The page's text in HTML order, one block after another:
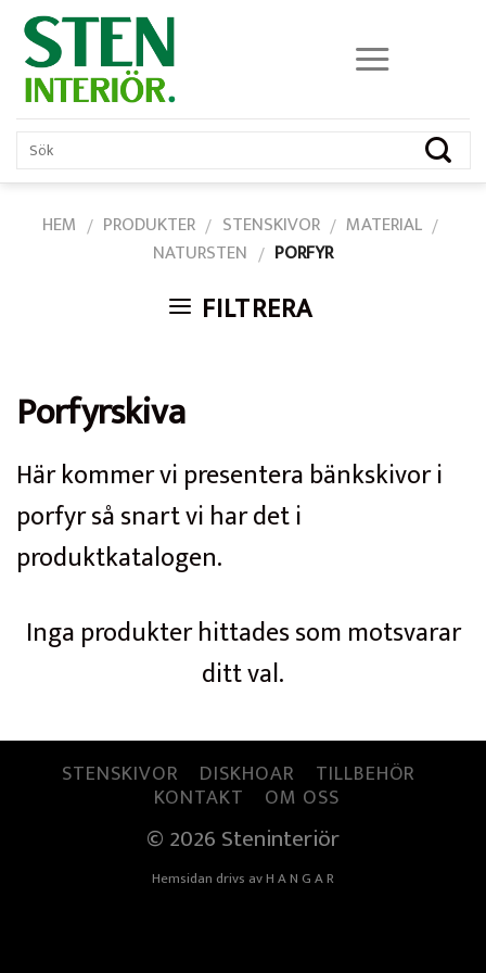
Skip
content
HEM / PRODUKTER / STENSKIVOR / MATERIAL /
NATURSTEN / PORFYR
FILTRERA
Porfyrskiva
Här kommer vi presentera bänkskivor i
porfyr så snart vi har det i
produktkatalogen.
Inga produkter hittades som motsvarar
ditt val.
STENSKIVOR DISKHOAR TILLBEHÖR
KONTAKT OM OSS
© 2026 Steninteriör
Hemsidan drivs avH A N G A R